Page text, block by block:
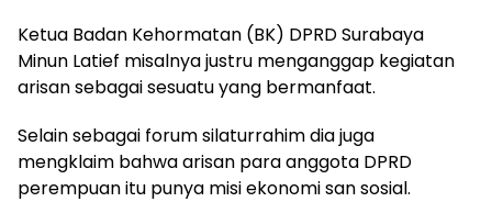
Ketua Badan Kehormatan (BK) DPRD Surabaya
Minun Latief misalnya justru menganggap kegiatan
arisan sebagai sesuatu yang bermanfaat.
Selain sebagai forum silaturrahim dia juga
mengklaim bahwa arisan para anggota DPRD
perempuan itu punya misi ekonomi san sosial.